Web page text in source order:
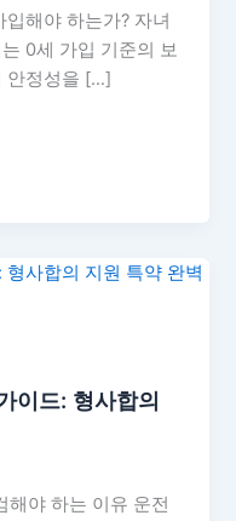
해야 하는가? 자녀
0세 가입 기준의 보
안정성을 […]
이드: 형사합의
해야 하는 이유 운전